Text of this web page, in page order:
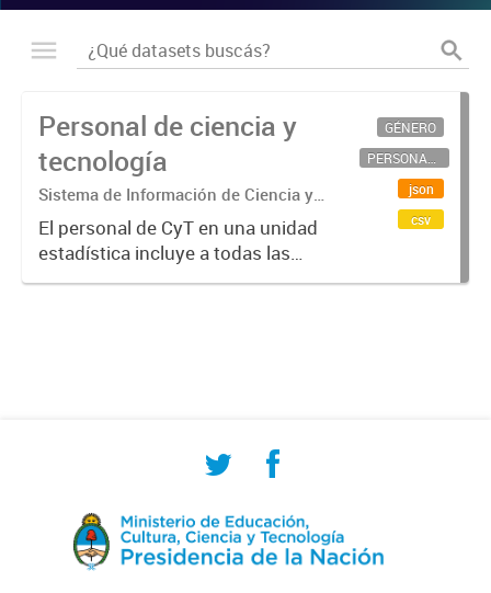
Personal de ciencia y
tecnología
Sistema de Información de Ciencia y
Tecnología Argentino (SICYTAR)
El personal de CyT en una unidad
estadística incluye a todas las
personas involucradas
GÉNERO
PERSONAL CIENTÍFICO-TECNOLÓGICO
json
csv